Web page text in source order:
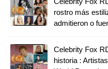
rostro más
admitieron o
Celebrity Fox
historia :